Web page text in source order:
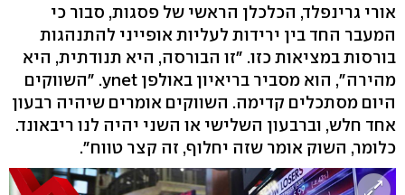
אורי גרינפלד, הכלכלן הראשי של פסגות, סבור כי
המעבר החד בין ירידות לעליות אופייני להתנהגות
בורסות במציאות כזו. "זו הבורסה, היא תנודתית, היא
מהירה", הוא מסביר בריאיון באולפן ynet. "השווקים
היום מסתכלים קדימה. השווקים אומרים שיהיה רבעון
אחד חלש, וברבעון השלישי או השני יהיה לנו ריבאונד.
כלומר, השוק אומר שזה יחלוף, זה קצר טווח".